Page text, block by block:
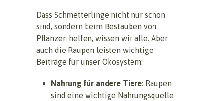
Dass Schmetterlinge nicht nur schön
sind, sondern beim Bestäuben von
Pflanzen helfen, wissen wir alle. Aber
auch die Raupen leisten wichtige
Beiträge für unser Ökosystem:
Nahrung für andere Tiere: Raupen
sind eine wichtige Nahrungsquelle